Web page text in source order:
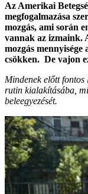
Az Amerikai
megfogalmazása
mozgás, ami során
vannak az izmaink.
mozgás
csökken. De vajon
Mindenek előtt fontos
rutin kialakításába,
beleegyezését.